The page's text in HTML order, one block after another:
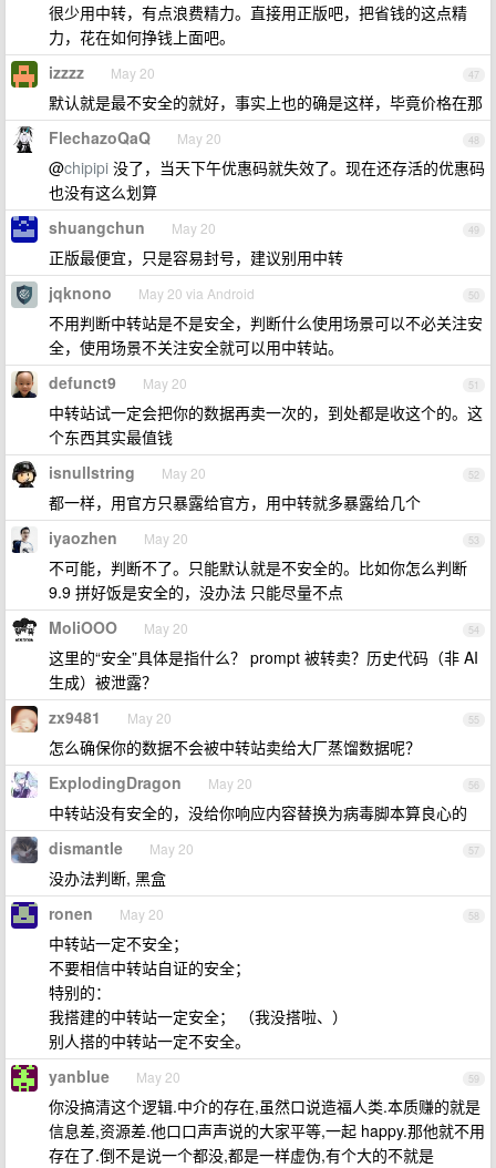
很少用中转，有点浪费精力。直接用正版吧，把省钱的这点精
力，花在如何挣钱上面吧。
47
izzzz May 20
默认就是最不安全的就好，事实上也的确是这样，毕竟价格在那
48
FlechazoQaQ May 20
@chipipi 没了，当天下午优惠码就失效了。现在还存活的优惠码
也没有这么划算
49
shuangchun May 20
正版最便宜，只是容易封号，建议别用中转
50
jqknono May 20 via Android
不用判断中转站是不是安全，判断什么使用场景可以不必关注安
全，使用场景不关注安全就可以用中转站。
51
defunct9 May 20
中转站试一定会把你的数据再卖一次的，到处都是收这个的。这
个东西其实最值钱
52
isnullstring May 20
都一样，用官方只暴露给官方，用中转就多暴露给几个
53
iyaozhen May 20
不可能，判断不了。只能默认就是不安全的。比如你怎么判断
9.9 拼好饭是安全的，没办法 只能尽量不点
54
MoliOOO May 20
这里的“安全”具体是指什么？ prompt 被转卖？历史代码（非 AI
生成）被泄露？
55
zx9481 May 20
怎么确保你的数据不会被中转站卖给大厂蒸馏数据呢？
56
ExplodingDragon May 20
中转站没有安全的，没给你响应内容替换为病毒脚本算良心的
57
dismantle May 20
没办法判断, 黑盒
58
ronen May 20
中转站一定不安全；
不要相信中转站自证的安全；
特别的：
我搭建的中转站一定安全； （我没搭啦、）
别人搭的中转站一定不安全。
59
yanblue May 20
你没搞清这个逻辑.中介的存在,虽然口说造福人类.本质赚的就是
信息差,资源差.他口口声声说的大家平等,一起 happy.那他就不用
存在了.倒不是说一个都没,都是一样虚伪,有个大的不就是